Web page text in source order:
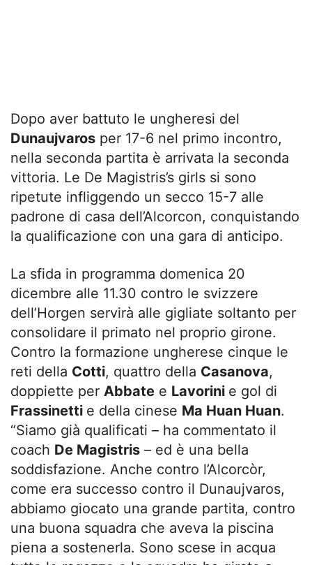
Dopo aver battuto le ungheresi del
Dunaujvaros per 17-6 nel primo incontro,
nella seconda partita è arrivata la seconda
vittoria. Le De Magistris’s girls si sono
ripetute infliggendo un secco 15-7 alle
padrone di casa dell’Alcorcon, conquistando
la qualificazione con una gara di anticipo.
La sfida in programma domenica 20
dicembre alle 11.30 contro le svizzere
dell’Horgen servirà alle gigliate soltanto per
consolidare il primato nel proprio girone.
Contro la formazione ungherese cinque le
reti della Cotti, quattro della Casanova,
doppiette per Abbate e Lavorini e gol di
Frassinetti e della cinese Ma Huan Huan.
“Siamo già qualificati – ha commentato il
coach De Magistris – ed è una bella
soddisfazione. Anche contro l’Alcorcòr,
come era successo contro il Dunaujvaros,
abbiamo giocato una grande partita, contro
una buona squadra che aveva la piscina
piena a sostenerla. Sono scese in acqua